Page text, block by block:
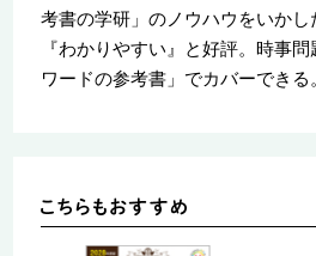
考書の学研」のノウハウをいかし
『わかりやすい』と好評。時事
ワードの参考書」でカバーできる